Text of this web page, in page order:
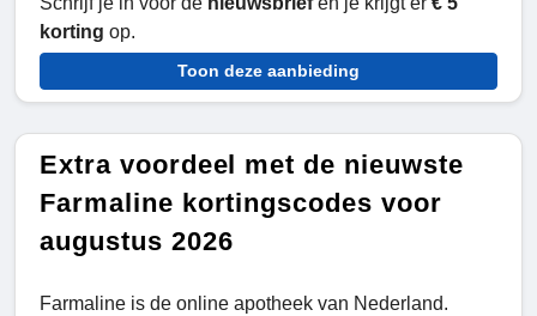
korting op.
Toon deze aanbieding
Extra voordeel met de nieuwste
Farmaline kortingscodes voor
augustus 2026
Farmaline is de online apotheek van Nederland.